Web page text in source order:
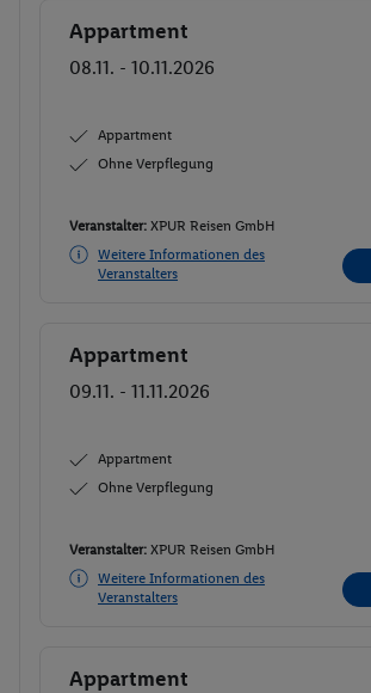
Buchen
Appartment
08.11. - 10.11.2026
Appartment
Ohne Verpflegung
Veranstalter: XPUR Reisen GmbH
Weitere Informationen des
Veranstalters
Buchen
Appartment
09.11. - 11.11.2026
Appartment
Ohne Verpflegung
Veranstalter: XPUR Reisen GmbH
Weitere Informationen des
Veranstalters
Buchen
Appartment